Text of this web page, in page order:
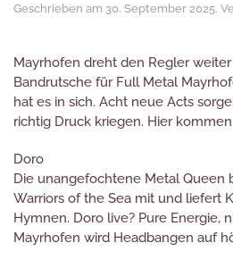
Geschrieben am 30. September 2025.
Mayrhofen dreht den Regler
Bandrutsche für Full Metal
hat es in sich. Acht neue Acts
richtig Druck kriegen. Hier
Doro
Die unangefochtene Metal Queen
Warriors of the Sea mit und liefert
Hymnen. Doro live? Pure Energie,
Mayrhofen wird Headbangen auf